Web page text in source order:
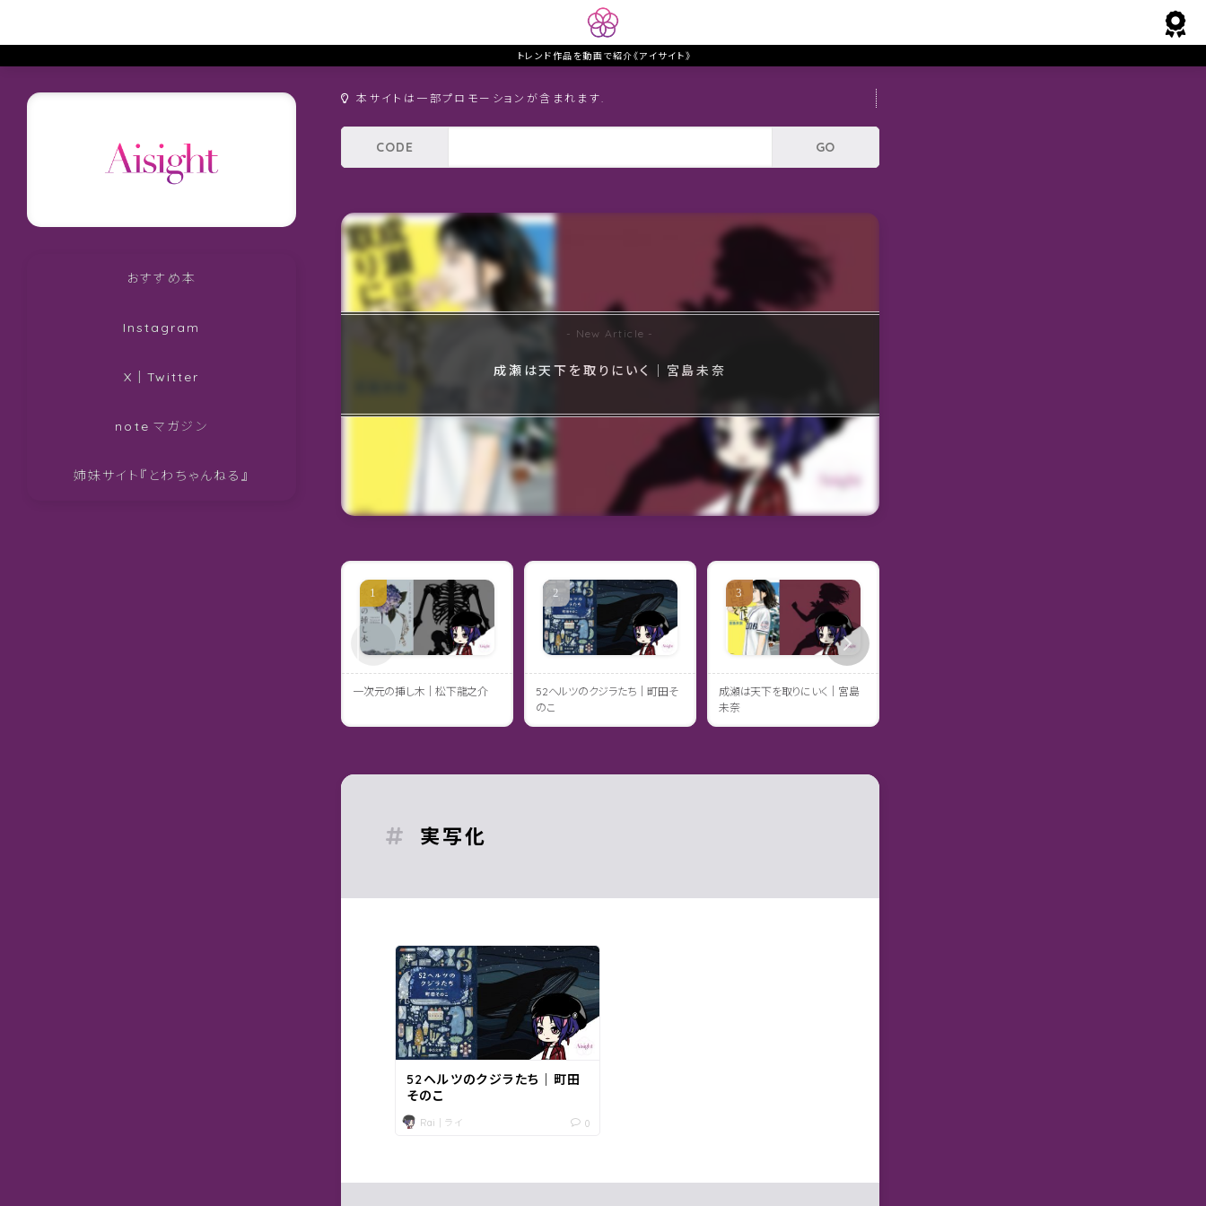
トレンド作品を動画で紹介《アイサイト》
おすすめ本
Instagram
X｜Twitter
note マガジン
姉妹サイト『とわちゃんねる』
本サイトは一部プロモーションが含まれます.
成瀬は天下を取りにいく｜宮島未奈
一次元の挿し木｜松下龍之介
52ヘルツのクジラたち｜町田そ
のこ
成瀬は天下を取りにいく｜宮島
未奈
実写化
本
52ヘルツのクジラたち｜町田
そのこ
Rai｜ライ 0